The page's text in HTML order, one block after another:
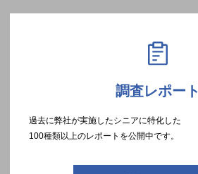
調査レポート
過去に弊社が実施したシニアに特化した
100種類以上のレポートを公開中です。